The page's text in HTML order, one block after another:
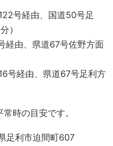
号経由、国道50号足
）
経由、県道67号佐野方面
号経由、県道67号足利方
時の目安です。
足利市迫間町607